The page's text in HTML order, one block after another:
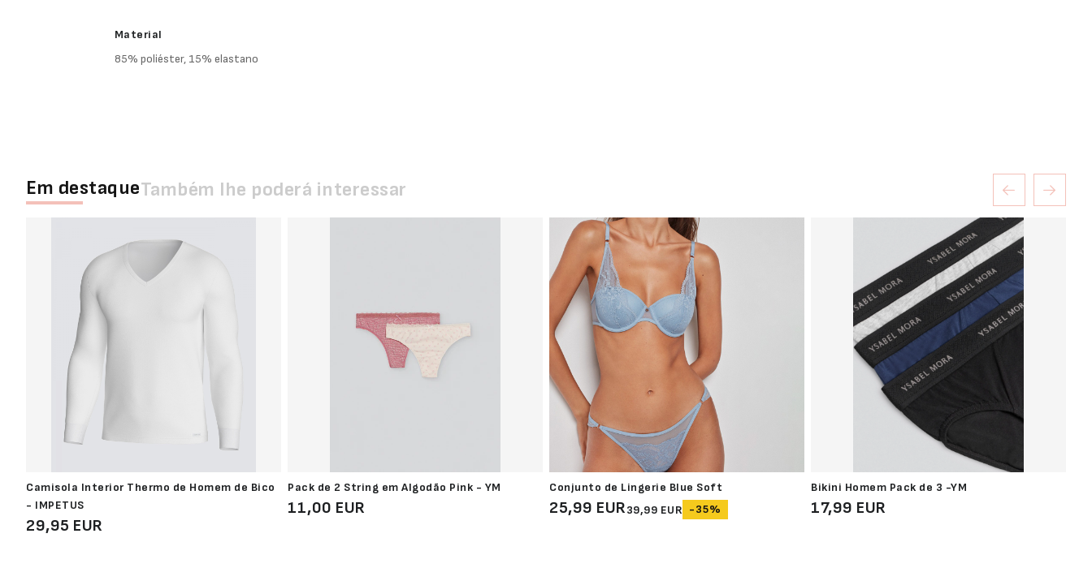
Material
85% poliéster, 15% elastano
Em destaqueTambém lhe poderá interessar
Camisola Interior Thermo de Homem de Bico
- IMPETUS
29,95 EUR
Pack de 2 String em Algodão Pink - YM
11,00 EUR
Conjunto de Lingerie Blue Soft
25,99 EUR39,99 EUR -35%
Bikini Homem Pack de 3 -YM
17,99 EUR